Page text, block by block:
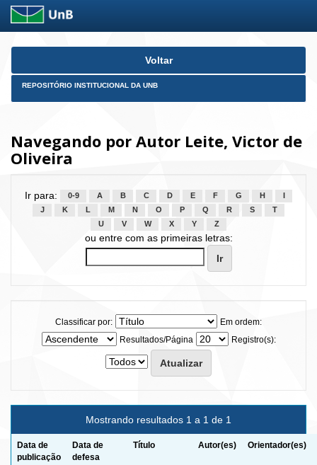
Skip
Voltar
REPOSITÓRIO INSTITUCIONAL DA UNB
Navegando por Autor Leite, Victor de
Oliveira
Ir para: 0-9 A B C D E F G H
J
K L M N O P Q R S
T
U
V W X Y Z
ou entre com as primeiras letras:
Classificar por:
Em ordem:
Resultados/Página
Registro(s):
Mostrando resultados 1 a 1 de 1
Data de
publicação
Data de
defesa
Título Autor(es) Orientador(es)